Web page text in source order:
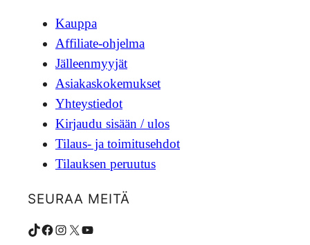
Kauppa
Affiliate-ohjelma
Jälleenmyyjät
Asiakaskokemukset
Yhteystiedot
Kirjaudu sisään / ulos
Tilaus- ja toimitusehdot
Tilauksen peruutus
SEURAA MEITÄ
TikTok Facebook Instagram X YouTube